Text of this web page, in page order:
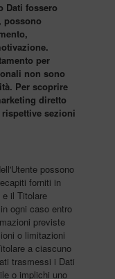
Dati fossero
possono
per
non sono
Per scoprire
diretto
sezioni
possono
forniti in
il Titolare
ogni caso entro
previste
o limitazioni
a ciascuno
trasmessi i Dati
o implichi uno